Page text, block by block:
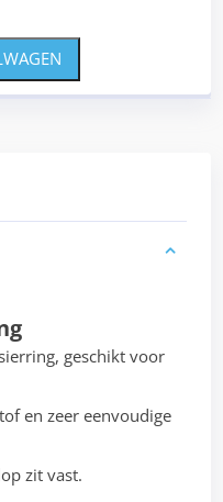
geschikt voor
en zeer eenvoudige
zit vast.